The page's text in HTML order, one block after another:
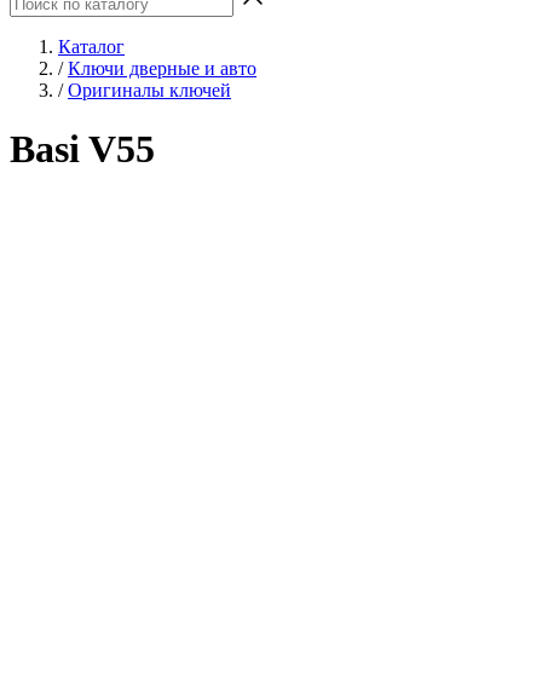
Каталог
/ Ключи дверные и авто
/ Оригиналы ключей
Basi V55